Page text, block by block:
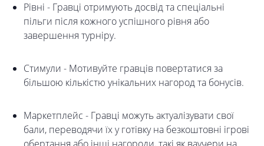
Рівні - Гравці отримують досвід та спеціальні
пільги після кожного успішного рівня або
завершення турніру.
Стимули - Мотивуйте гравців повертатися за
більшою кількістю унікальних нагород та бонусів.
Маркетплейс - Гравці можуть актуалізувати свої
бали, переводячи їх у готівку на безкоштовні ігрові